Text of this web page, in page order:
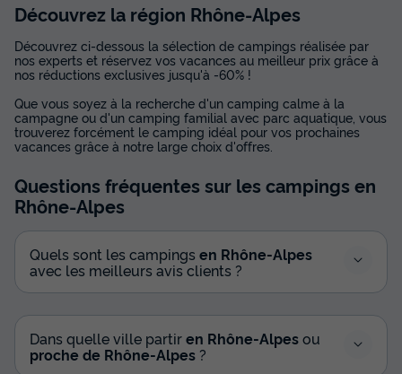
Découvrez la région Rhône-Alpes
Découvrez ci-dessous la sélection de campings réalisée par
nos experts et réservez vos vacances au meilleur prix grâce à
nos réductions exclusives jusqu'à -60% !
Que vous soyez à la recherche d'un camping calme à la
campagne ou d'un camping familial avec parc aquatique, vous
trouverez forcément le camping idéal pour vos prochaines
vacances grâce à notre large choix d'offres.
Questions fréquentes sur les campings en
Rhône-Alpes
Quels sont les campings en Rhône-Alpes
avec les meilleurs avis clients ?
Dans quelle ville partiren Rhône-Alpesou
proche de Rhône-Alpes ?